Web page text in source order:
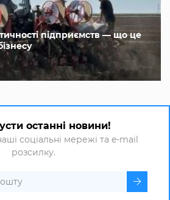
підприємств — що це
останні новини!
соціальні мережі та e-mail
розсилку.